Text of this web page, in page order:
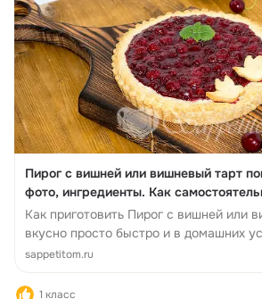
Пирог с вишней или вишневый тарт
фото, ингредиенты. Как
Пирог с вишней или в...
Как приготовить Пирог с вишней или
вкусно просто быстро и в домашних
Пошаговые инструкции Пирог с вишне...
sappetitom.ru
1 класс